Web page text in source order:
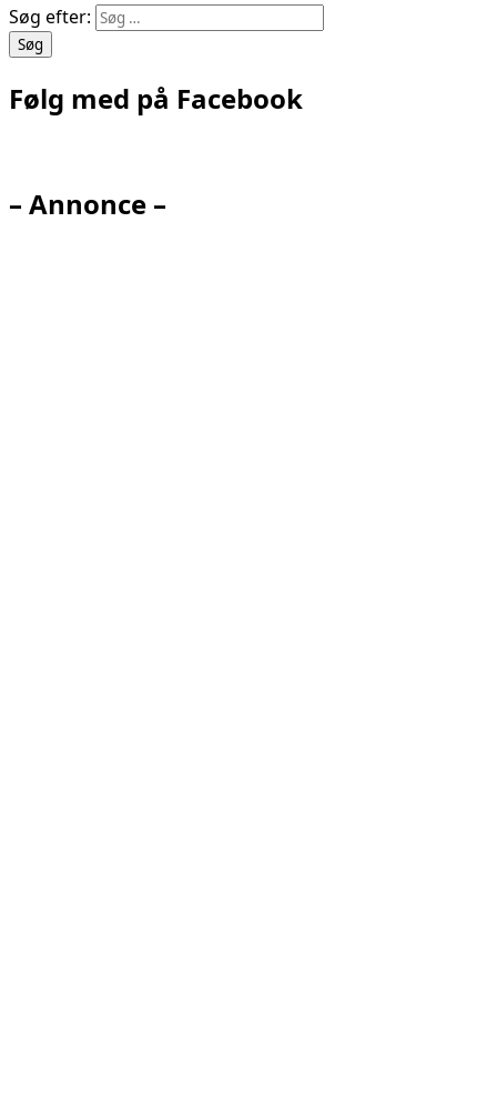
Søg efter:
Følg med på Facebook
– Annonce –